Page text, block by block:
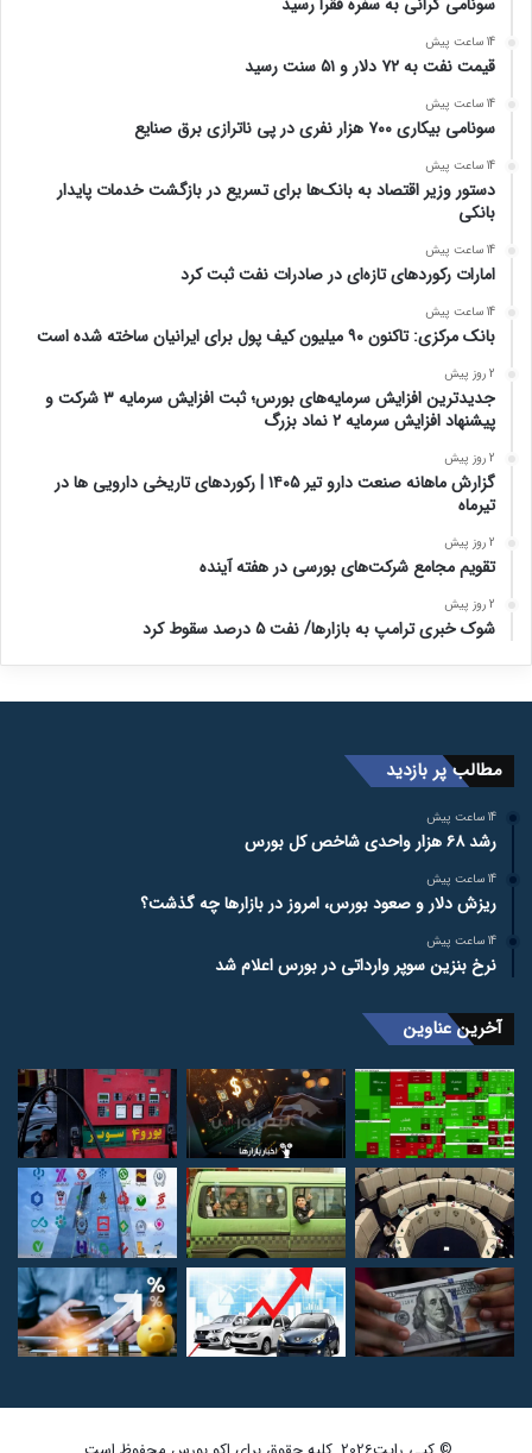
14 ساعت پیش
قیمت نفت به ۷۲ دلار و ۵۱ سنت رسید
14 ساعت پیش
سونامی بیکاری ۷۰۰ هزار نفری در پی ناترازی برق صنایع
14 ساعت پیش
دستور وزیر اقتصاد به بانک‌ها برای تسریع در بازگشت خدمات پایدار
بانکی
14 ساعت پیش
امارات رکورد‌های تازه‌ای در صادرات نفت ثبت کرد
14 ساعت پیش
بانک مرکزی: تاکنون ۹۰ میلیون کیف پول برای ایرانیان ساخته شده است
2 روز پیش
جدیدترین افزایش سرمایه‌های بورس؛ ثبت افزایش سرمایه ۳ شرکت و
پیشنهاد افزایش سرمایه ۲ نماد بزرگ
2 روز پیش
گزارش ماهانه صنعت دارو تیر ۱۴۰۵ | رکوردهای تاریخی دارویی ها در
تیرماه
2 روز پیش
تقویم مجامع شرکت‌های بورسی در هفته آینده
2 روز پیش
شوک خبری ترامپ به بازارها/ نفت ۵ درصد سقوط کرد
مطالب پر بازدید
14 ساعت پیش
رشد ۶۸ هزار واحدی شاخص کل بورس
14 ساعت پیش
ریزش دلار و صعود بورس، امروز در بازارها چه گذشت؟
14 ساعت پیش
نرخ بنزین سوپر وارداتی در بورس اعلام شد
آخرین عناوین